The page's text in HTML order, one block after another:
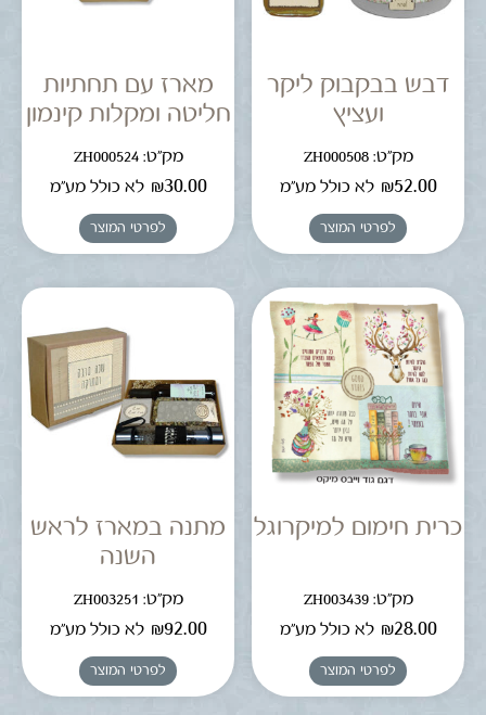
דבש בבקבוק ליקר
ועציץ
מק"ט: ZH000508
₪52.00 לא כולל מע"מ
לפרטי המוצר
מארז עם תחתיות
חליטה ומקלות קינמון
מק"ט: ZH000524
₪30.00 לא כולל מע"מ
לפרטי המוצר
כרית חימום למיקרוגל
מק"ט: ZH003439
₪28.00 לא כולל מע"מ
לפרטי המוצר
מתנה במארז לראש
השנה
מק"ט: ZH003251
₪92.00 לא כולל מע"מ
לפרטי המוצר